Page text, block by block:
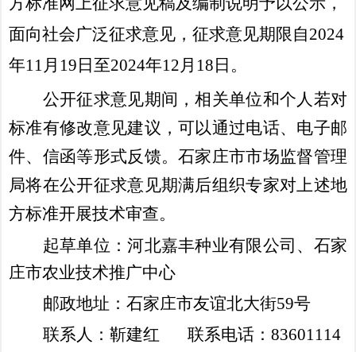
面向社会广泛征求意见，征求意见期限自2024
年11月 19 日至2024年12月 18 日。
公开征求意见期间，相关单位和个人若对
标准有修改意见建议，可以通过电话、电子邮
件、信函等形式反馈。石家庄市市场监督管理
局将在公开征求意见期满后组织专家对上述地
方标准开展技术审查。
起草单位：河北嘉丰种业有限公司 、石家
庄市农业技术推广中心
邮政地址：石家庄市友谊北大街59号
联系人：靳建红
联系电话： 83601114